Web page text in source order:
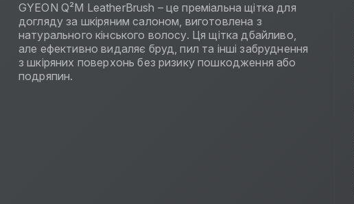
GYEON Q²M LeatherBrush – це преміальна щітка для
догляду за шкіряним салоном, виготовлена з
натурального кінського волосу. Ця щітка дбайливо,
але ефективно видаляє бруд, пил та інші забруднення
з шкіряних поверхонь без ризику пошкодження або
подряпин.